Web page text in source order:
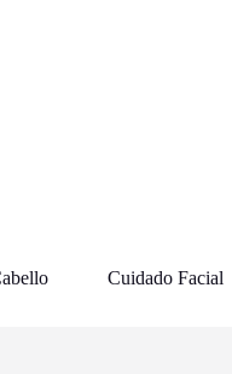
Cuidado Facial